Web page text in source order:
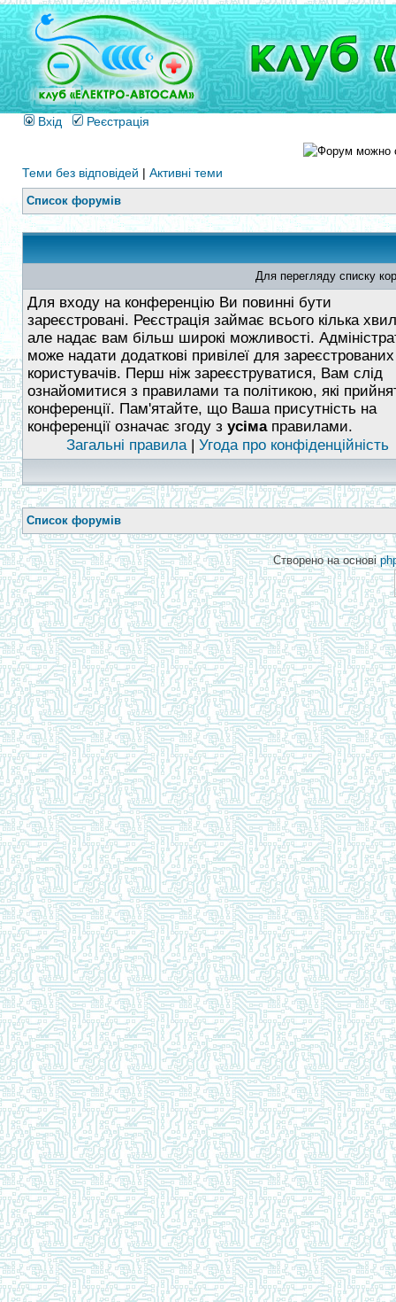
Вхід Реєстрація
Теми без відповідей | Активні теми
Список форумів
Для перегляду списку
Для входу на конференцію Ви повинні бути
зареєстровані. Реєстрація займає всього кілька
але надає вам більш широкі можливості.
може надати додаткові привілеї для зареєстрованих
користувачів. Перш ніж зареєструватися, Вам слід
ознайомитися з правилами та політикою, які
конференції. Пам'ятайте, що Ваша присутність на
конференції означає згоду з усімаправилами.
Загальні правила| Угода про конфіденційність
Список форумів
Створено на основі